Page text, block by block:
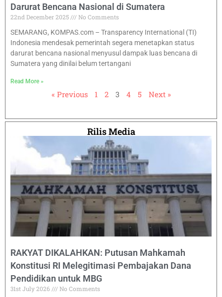
Darurat Bencana Nasional di Sumatera
22nd December 2025
No Comments
SEMARANG, KOMPAS.com – Transparency International (TI)
Indonesia mendesak pemerintah segera menetapkan status
darurat bencana nasional menyusul dampak luas bencana di
Sumatera yang dinilai belum tertangani
Read More »
« Previous 1 2 3 4 5 Next »
Rilis Media
RAKYAT DIKALAHKAN: Putusan Mahkamah
Konstitusi RI Melegitimasi Pembajakan Dana
Pendidikan untuk MBG
31st July 2026
No Comments